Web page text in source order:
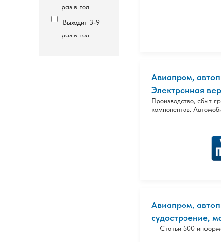
раз в год
Выходит 3-9
раз в год
Авиапром,
Электронная
Производство, сбыт
компонентов.
Авиапром,
судостроение,
Статьи 600